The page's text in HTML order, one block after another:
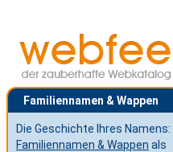
Familiennamen & Wappen
Die Geschichte Ihres Namens:
Familiennamen & Wappen als